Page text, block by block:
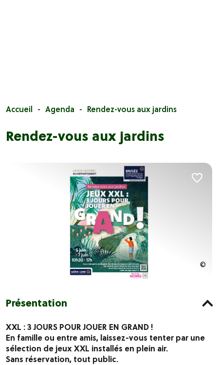
Accueil Agenda Rendez-vous aux jardins
Rendez-vous aux jardins
Présentation
XXL : 3 JOURS POUR JOUER EN GRAND !
En famille ou entre amis, laissez-vous tenter par une
sélection de jeux XXL installés en plein air.
Sans réservation, tout public.